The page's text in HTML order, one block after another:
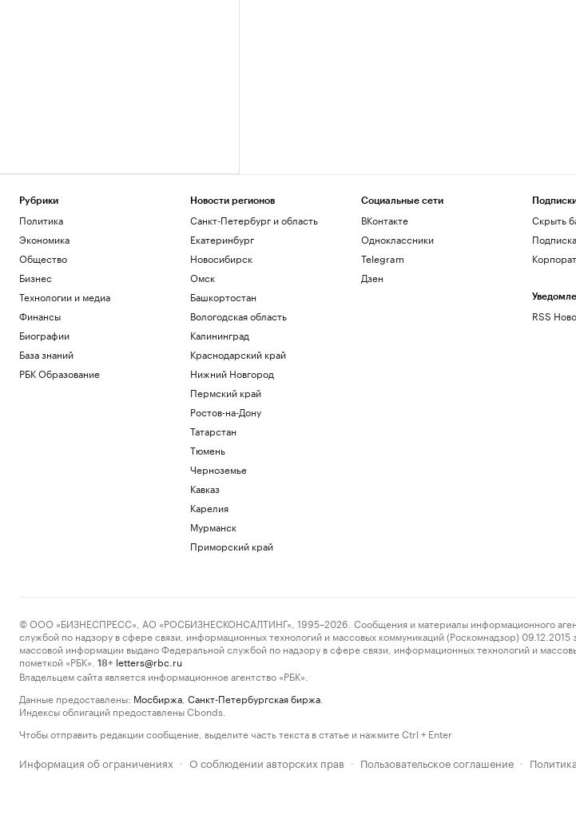
Рубрики
Политика
Экономика
Общество
Бизнес
Технологии и медиа
Финансы
Биографии
База знаний
РБК Образование
Новости регионов
Санкт-Петербург и область
Екатеринбург
Новосибирск
Омск
Башкортостан
Вологодская область
Калининград
Краснодарский край
Нижний Новгород
Пермский край
Ростов-на-Дону
Татарстан
Тюмень
Черноземье
Кавказ
Карелия
Мурманск
Приморский край
Социальные сети
ВКонтакте
Одноклассники
Telegram
Дзен
Скрыть
RSS
© ООО «БИЗНЕСПРЕСС», АО «РОСБИЗНЕСКОНСАЛТИНГ», 1995–2026. Сообщения и материалы информационного
службой по надзору в сфере связи, информационных технологий и массовых коммуникаций (Роскомнадзор)
массовой информации выдано Федеральной службой по надзору в сфере связи, информационных технологий и
пометкой «РБК».
18+ letters@rbc.ru
Владельцем сайта является информационное агентство «РБК».
Данные предоставлены: Мосбиржа Санкт-Петербургская биржа
Индексы облигаций предоставлены Cbonds.
Чтобы отправить редакции сообщение, выделите часть текста в статье и нажмите Ctrl + Enter
Информация об ограничениях · О соблюдении авторских прав · Пользовательское соглашение ·